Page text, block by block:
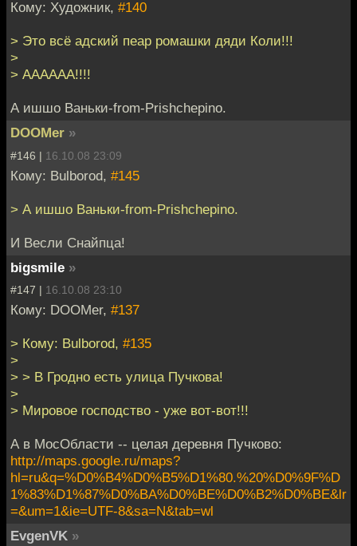
Кому: Художник, #140
> Это всё адский пеар ромашки дяди Коли!!!
>
> АААААА!!!!
А ишшо Ваньки-from-Prishchepino.
DOOMer »
#146 | 16.10.08 23:09
Кому: Bulborod, #145
> А ишшо Ваньки-from-Prishchepino.
И Весли Снайпца!
bigsmile »
#147 | 16.10.08 23:10
Кому: DOOMer, #137
> Кому: Bulborod, #135
>
> > В Гродно есть улица Пучкова!
>
> Мировое господство - уже вот-вот!!!
А в МосОбласти -- целая деревня Пучково:
http://maps.google.ru/maps?
hl=ru&q=%D0%B4%D0%B5%D1%80.%20%D0%9F%D
1%83%D1%87%D0%BA%D0%BE%D0%B2%D0%BE&lr
=&um=1&ie=UTF-8&sa=N&tab=wl
EvgenVK »